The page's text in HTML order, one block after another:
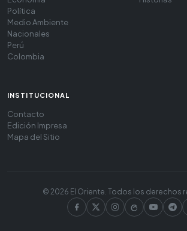
Política
Medio Ambiente
Nacionales
Perú
Colombia
INSTITUCIONAL
Contacto
Edición Impresa
Mapa del Sitio
© 2026 El Oriente. Todos los derechos